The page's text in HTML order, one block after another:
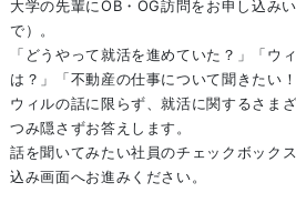
大学の先輩にOB・OG訪問をお申し込み
で）。
「どうやって就活を進めていた？」「ウ
は？」「不動産の仕事について聞きたい！
ウィルの話に限らず、就活に関するさま
つみ隠さずお答えします。
話を聞いてみたい社員のチェックボック
込み画面へお進みください。